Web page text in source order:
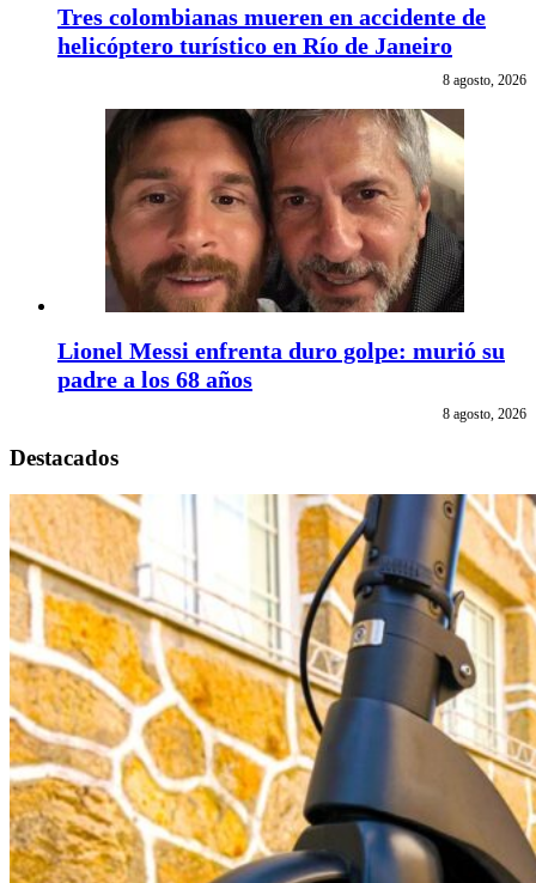
Tres colombianas mueren en accidente de
helicóptero turístico en Río de Janeiro
8 agosto, 2026
Lionel Messi enfrenta duro golpe: murió su
padre a los 68 años
8 agosto, 2026
Destacados